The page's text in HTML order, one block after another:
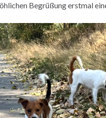
Begrüßung erstmal